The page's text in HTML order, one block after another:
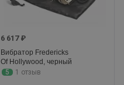
6 617 ₽
Вибратор Fredericks
Of Hollywood, черный
5
1 отзыв